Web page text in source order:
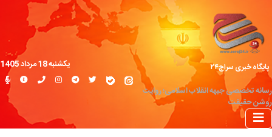
پایگاه خبری سراج۲۴
رسانه تخصصی جبهه انقلاب اسلامی؛ روایت
روشن حقیقت
یکشنبه 18 مرداد 1405